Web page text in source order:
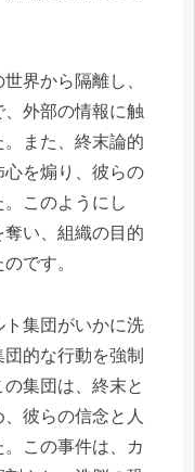
界から隔離し、
外部の情報に触
また、終末論的
を煽り、彼らの
このようにし
い、組織の目的
です。
集団がいかに洗
的な行動を強制
集団は、終末と
彼らの信念と人
この事件は、カ